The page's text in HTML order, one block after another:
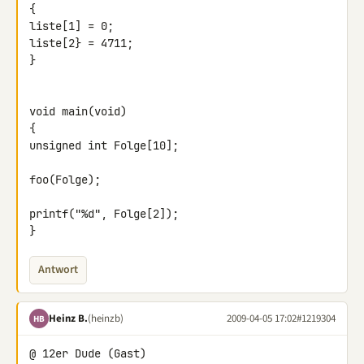
{
liste[1] = 0;
liste[2} = 4711;
}
void main(void)
{
unsigned int Folge[10];
foo(Folge);
printf("%d", Folge[2]);
}
Antwort
HB Heinz B.(heinzb) 2009-04-05 17:02#1219304